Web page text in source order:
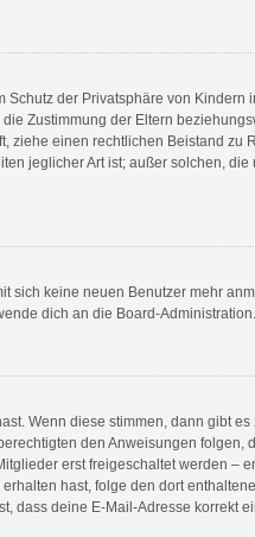
der Privatsphäre von
Zustimmung der Eltern
einen rechtlichen Beistand
jeglicher Art ist; außer solchen,
keine neuen Benutzer mehr
dich an die Board-Administration.
Wenn diese stimmen, dann gibt
den Anweisungen
erst freigeschaltet werden –
hast, folge den dort
deine E-Mail-Adresse korrekt